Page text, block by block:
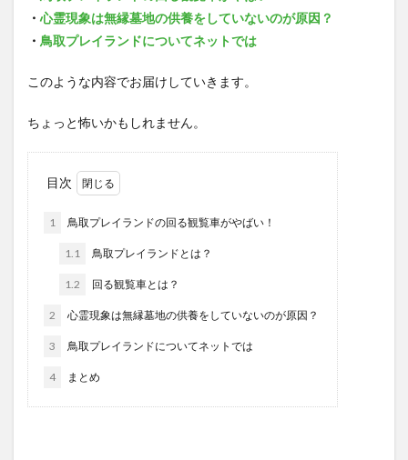
・ 心霊現象は無縁墓地の供養をしていないのが原因？
・ 鳥取プレイランドについてネットでは
このような内容でお届けしていきます。
ちょっと怖いかもしれません。
目次
1 鳥取プレイランドの回る観覧車がやばい！
1.1 鳥取プレイランドとは？
1.2 回る観覧車とは？
2 心霊現象は無縁墓地の供養をしていないのが原因？
3 鳥取プレイランドについてネットでは
4 まとめ